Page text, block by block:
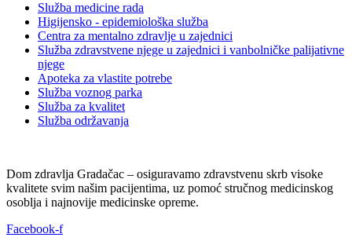
Služba medicine rada
Higijensko - epidemiološka služba
Centra za mentalno zdravlje u zajednici
Služba zdravstvene njege u zajednici i vanbolničke palijativne
njege
Apoteka za vlastite potrebe
Služba voznog parka
Služba za kvalitet
Služba održavanja
Dom zdravlja Gradačac – osiguravamo zdravstvenu skrb visoke
kvalitete svim našim pacijentima, uz pomoć stručnog medicinskog
osoblja i najnovije medicinske opreme.
Facebook-f